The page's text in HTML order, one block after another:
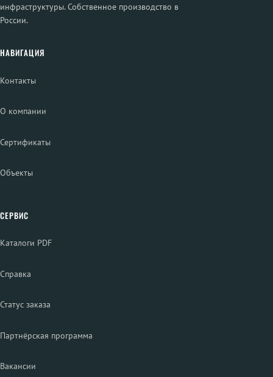
инфраструктуры. Собственное производство в
России.
НАВИГАЦИЯ
Контакты
О компании
Сертификаты
Объекты
СЕРВИС
Каталоги PDF
Справка
Статус заказа
Партнёрская программа
Вакансии